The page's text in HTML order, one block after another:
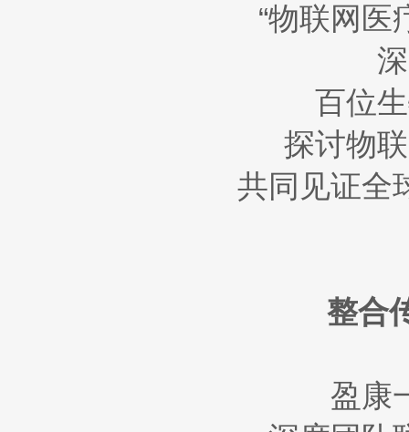
“物联网医
百位
探讨物
共同见证全
整合
盈康